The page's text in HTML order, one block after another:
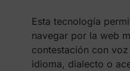
Esta tecnología
navegar por la web
contestación con
idioma, dialecto o